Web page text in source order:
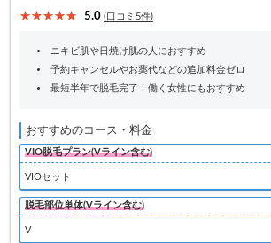
5.0 (口コミ5件)
ニキビ肌や日焼け肌の人におすすめ
予約キャンセルやお薬代などの追加料金ゼロ
最短半年で脱毛完了！働く女性にもおすすめ
おすすめのコース・料金
VIO脱毛プラン(Vライン含む)
VIOセット
脱毛部位単体(Vライン含む)
V